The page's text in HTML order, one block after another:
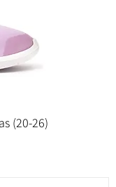
(20-26)